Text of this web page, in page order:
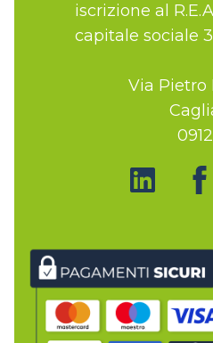
iscrizione al
capitale sociale
Via Pietro